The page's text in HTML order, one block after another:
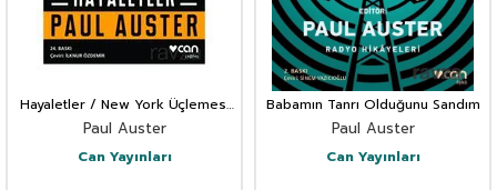
Hayaletler / New York Üçlemesi
2
Paul Auster
Can Yayınları
Babamın Tanrı Olduğunu Sandım
Paul Auster
Can Yayınları